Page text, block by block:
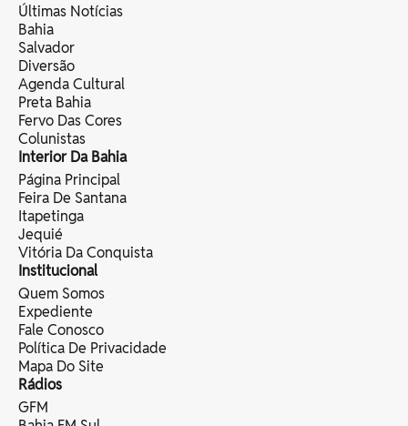
Últimas Notícias
Bahia
Salvador
Diversão
Agenda Cultural
Preta Bahia
Fervo Das Cores
Colunistas
Interior Da Bahia
Página Principal
Feira De Santana
Itapetinga
Jequié
Vitória Da Conquista
Institucional
Quem Somos
Expediente
Fale Conosco
Política De Privacidade
Mapa Do Site
Rádios
GFM